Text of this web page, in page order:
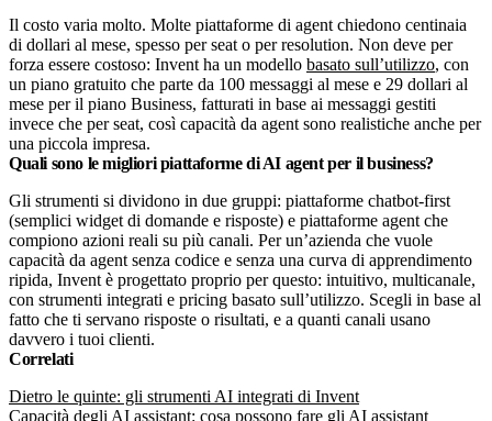
Il costo varia molto. Molte piattaforme di agent chiedono centinaia
di dollari al mese, spesso per seat o per resolution. Non deve per
forza essere costoso: Invent ha un modello basato sull’utilizzo, con
un piano gratuito che parte da 100 messaggi al mese e 29 dollari al
mese per il piano Business, fatturati in base ai messaggi gestiti
invece che per seat, così capacità da agent sono realistiche anche per
una piccola impresa.
Quali sono le migliori piattaforme di AI agent per il business?
Gli strumenti si dividono in due gruppi: piattaforme chatbot-first
(semplici widget di domande e risposte) e piattaforme agent che
compiono azioni reali su più canali. Per un’azienda che vuole
capacità da agent senza codice e senza una curva di apprendimento
ripida, Invent è progettato proprio per questo: intuitivo, multicanale,
con strumenti integrati e pricing basato sull’utilizzo. Scegli in base al
fatto che ti servano risposte o risultati, e a quanti canali usano
davvero i tuoi clienti.
Correlati
Dietro le quinte: gli strumenti AI integrati di Invent
Capacità degli AI assistant: cosa possono fare gli AI assistant